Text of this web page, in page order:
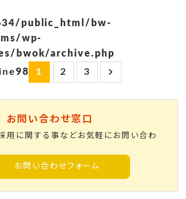
public_html/bw-
wp-
bwok/archive.php
98 1 2 3
お問い合わせ窓口
採用に関する事などお気軽にお問い合わ
お問い合わせフォーム